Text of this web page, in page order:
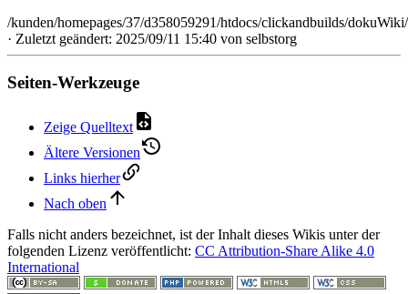
/kunden/homepages/37/d358059291/htdocs/clickandbuilds/
· Zuletzt geändert: 2025/09/11 15:40 von selbstorg
Seiten-Werkzeuge
Zeige Quelltext
Ältere Versionen
Links hierher
Nach oben
Falls nicht anders bezeichnet, ist der Inhalt dieses Wikis unter der
folgenden Lizenz veröffentlicht: CC Attribution-Share Alike 4.0
International